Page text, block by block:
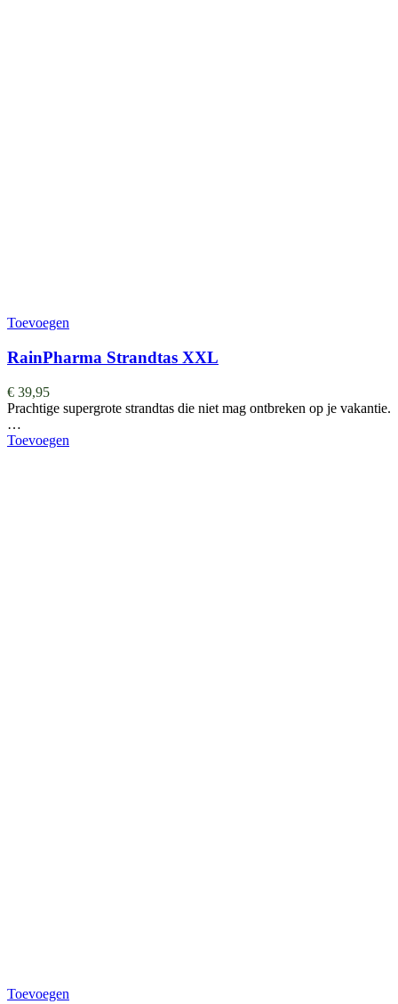
Toevoegen
RainPharma Strandtas XXL
€ 39,95
Prachtige supergrote strandtas die niet mag ontbreken op je vakantie.
…
Toevoegen
Toevoegen